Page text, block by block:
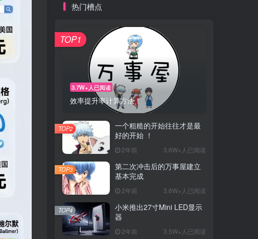
热门槽点
3.7W+人已阅读
效率提升率计算方法！
TOP1
一个粗糙的开始往往才是最
好的开始 ！
2年前 3.6W+人已阅读
TOP2
第二次冲击后的万事屋建立
基本完成
2年前 3.6W+人已阅读
TOP3
小米推出27寸Mini LED显示
器
2年前 3.5W+人已阅读
TOP4